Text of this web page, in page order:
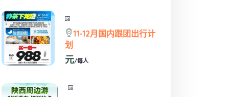
11-12月国内跟团出行计
划
元/每人